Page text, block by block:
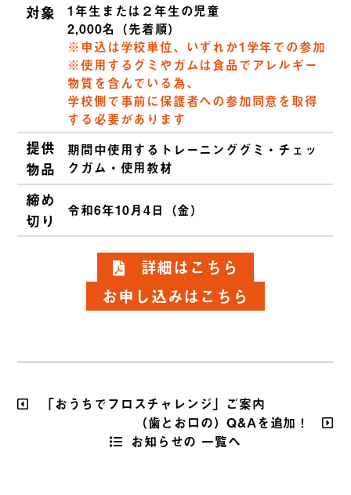
対象
1年生または２年生の児童
2,000名（先着順）
※申込は学校単位、いずれか1学年での参加
※使用するグミやガムは食品でアレルギー
物質を含んでいる為、
学校側で事前に保護者への参加同意を取得
する必要があります
提供
物品
期間中使用するトレーニンググミ・チェッ
クガム・使用教材
締め
切り
令和6年10月4日（金）
詳細はこちら
お申し込みはこちら
「おうちでフロスチャレンジ」ご案内
（歯とお口の）Q&Aを追加！
お知らせの 一覧へ